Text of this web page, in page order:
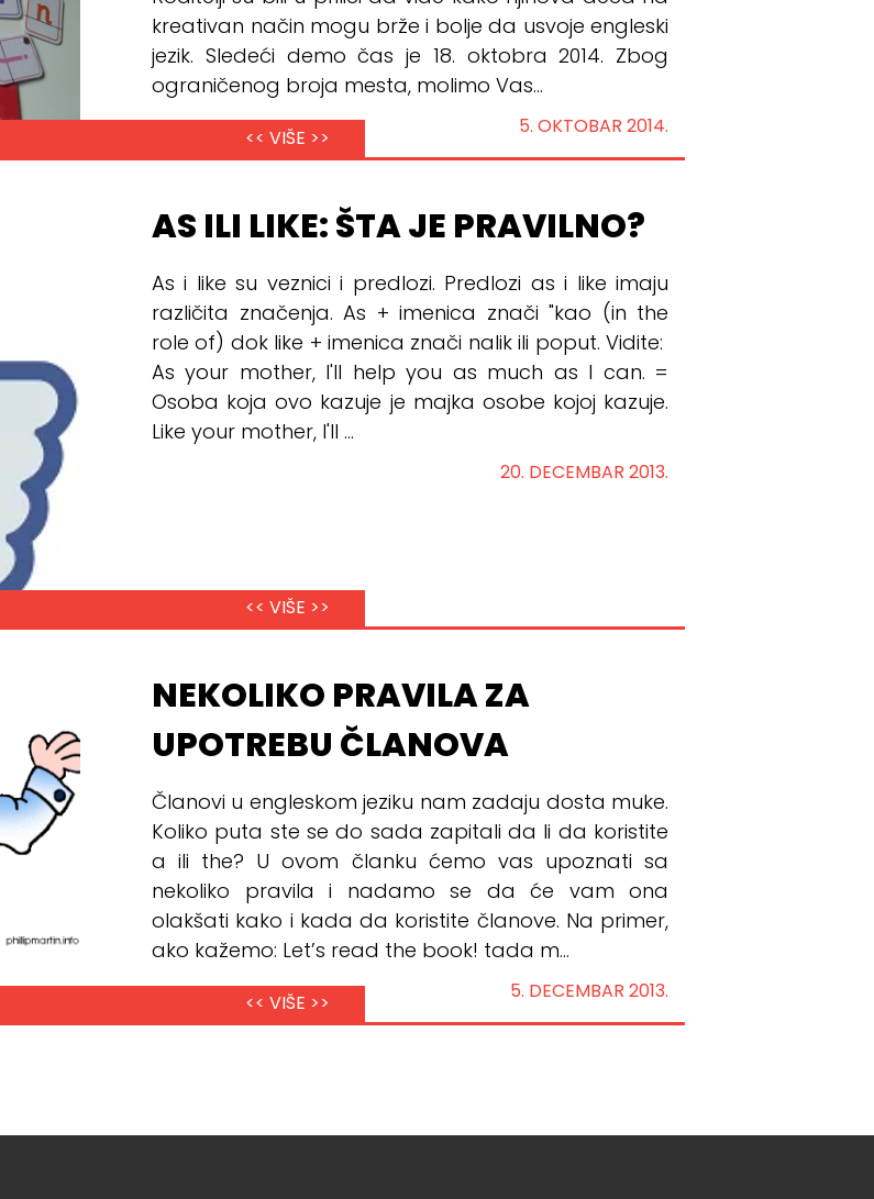
kreativan način mogu brže i bolje da usvoje engleski
jezik. Sledeći demo čas je 18. oktobra 2014. Zbog
ograničenog broja mesta, molimo Vas...
5. OKTOBAR 2014.
<< VIŠE >>
AS ILI LIKE: ŠTA JE PRAVILNO?
As i like su veznici i predlozi. Predlozi as i like imaju
različita značenja. As + imenica znači "kao (in the
role of) dok like + imenica znači nalik ili poput. Vidite:
As your mother, I'll help you as much as I can. =
Osoba koja ovo kazuje je majka osobe kojoj kazuje.
Like your mother, I'll ...
20. DECEMBAR 2013.
<< VIŠE >>
NEKOLIKO PRAVILA ZA
UPOTREBU ČLANOVA
Članovi u engleskom jeziku nam zadaju dosta muke.
Koliko puta ste se do sada zapitali da li da koristite
a ili the? U ovom članku ćemo vas upoznati sa
nekoliko pravila i nadamo se da će vam ona
olakšati kako i kada da koristite članove. Na primer,
ako kažemo: Let’s read the book! tada m...
5. DECEMBAR 2013.
<< VIŠE >>